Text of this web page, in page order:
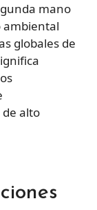
mano
ambiental
globales de
alto